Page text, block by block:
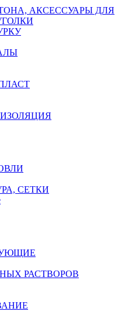
АКСЕССУАРЫ ДЛЯ
СЕТКИ
РАСТВОРОВ